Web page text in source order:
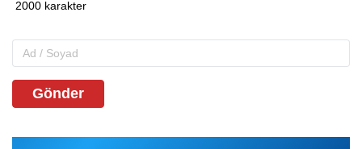
Gönder